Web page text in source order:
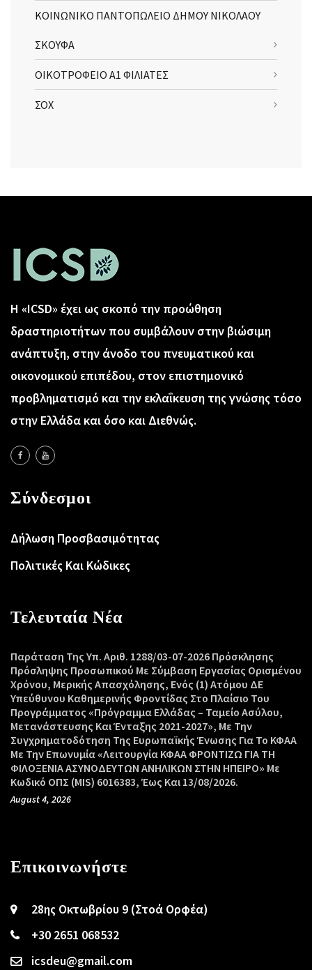
ΚΟΙΝΩΝΙΚΟ ΠΑΝΤΟΠΩΛΕΙΟ ΔΗΜΟΥ ΝΙΚΟΛΑΟΥ
ΣΚΟΥΦΑ
ΟΙΚΟΤΡΟΦΕΙΟ Α1 ΦΙΛΙΑΤΕΣ
ΣΟΧ
Η «ICSD» έχει ως σκοπό την προώθηση
δραστηριοτήτων που συμβάλουν στην βιώσιμη
ανάπτυξη, στην άνοδο του πνευματικού και
οικονομικού επιπέδου, στον επιστημονικό
προβληματισμό και την εκλαΐκευση της γνώσης τόσο
στην Ελλάδα και όσο και Διεθνώς.
Σύνδεσμοι
Δήλωση Προσβασιμότητας
Πολιτικές Και Κώδικες
Τελευταία Νέα
Παράταση Της Υπ. Αριθ. 1288/03-07-2026 Πρόσκλησης
Πρόσληψης Προσωπικού Με Σύμβαση Εργασίας Ορισμένου
Χρόνου, Μερικής Απασχόλησης, Ενός (1) Ατόμου ΔΕ
Υπεύθυνου Καθημερινής Φροντίδας Στο Πλαίσιο Του
Προγράμματος «Πρόγραμμα Ελλάδας – Ταμείο Ασύλου,
Μετανάστευσης Και Ένταξης 2021-2027», Με Την
Συγχρηματοδότηση Της Ευρωπαϊκής Ένωσης Για Το ΚΦΑΑ
Με Την Επωνυμία «Λειτουργία ΚΦΑΑ ΦΡΟΝΤΙΖΩ ΓΙΑ ΤΗ
ΦΙΛΟΞΕΝΙΑ ΑΣΥΝΟΔΕΥΤΩΝ ΑΝΗΛΙΚΩΝ ΣΤΗΝ ΗΠΕΙΡΟ» Με
Κωδικό ΟΠΣ (MIS) 6016383, Έως Και 13/08/2026.
August 4, 2026
Επικοινωνήστε
28ης Οκτωβρίου 9 (Στοά Ορφέα)
+30 2651 068532
icsdeu@gmail.com